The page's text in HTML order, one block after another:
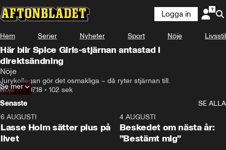
Logga in
Hem Serier Nyheter Sport Nöje Livsstil
Här blir Spice Girls-stjärnan antastad i
direktsändning
Nöje
Jurykollegan gör det osmakliga – då ryter stjärnan till.
Nöje•10.07.18 • 102 sek
Se mer
Senaste
SE ALLA
6 AUGUSTI
Lasse Holm sätter plus på
livet
4 AUGUSTI
Beskedet om nästa år:
”Bestämt mig”